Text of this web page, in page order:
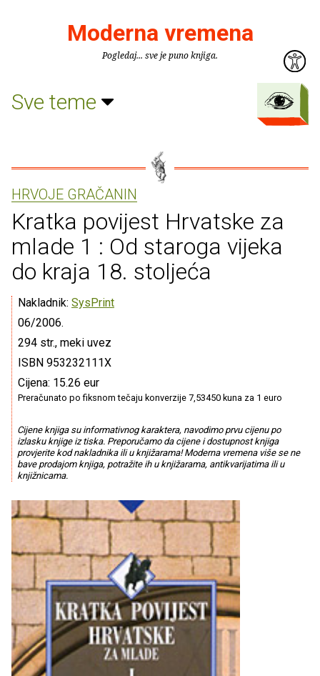
Moderna vremena
Pogledaj... sve je puno knjiga.
Sve teme
HRVOJE GRAČANIN
Kratka povijest Hrvatske za
mlade 1 : Od staroga vijeka
do kraja 18. stoljeća
Nakladnik: SysPrint
06/2006.
294 str., meki uvez
ISBN 953232111X
Cijena: 15.26 eur
Preračunato po fiksnom tečaju konverzije 7,53450 kuna za 1 euro
Cijene knjiga su informativnog karaktera, navodimo prvu cijenu po
izlasku knjige iz tiska. Preporučamo da cijene i dostupnost knjiga
provjerite kod nakladnika ili u knjižarama! Moderna vremena više se ne
bave prodajom knjiga, potražite ih u knjižarama, antikvarijatima ili u
knjižnicama.